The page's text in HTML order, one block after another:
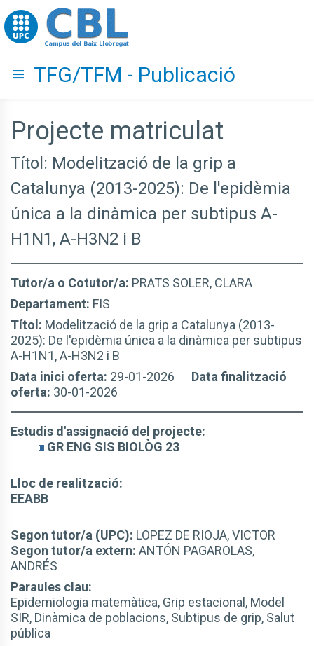
Go to upc.edu
Hide menu
TFG/TFM - Publicació
Projecte matriculat
Títol: Modelització de la grip a
Catalunya (2013-2025): De l'epidèmia
única a la dinàmica per subtipus A-
H1N1, A-H3N2 i B
Tutor/a o Cotutor/a: PRATS SOLER, CLARA
Departament: FIS
Títol: Modelització de la grip a Catalunya (2013-
2025): De l'epidèmia única a la dinàmica per subtipus
A-H1N1, A-H3N2 i B
Data inici oferta: 29-01-2026 Data finalització
oferta: 30-01-2026
Estudis d'assignació del projecte:
GR ENG SIS BIOLÒG 23
Lloc de realització:
EEABB
Segon tutor/a (UPC): LOPEZ DE RIOJA, VICTOR
Segon tutor/a extern: ANTÓN PAGAROLAS,
ANDRÉS
Paraules clau:
Epidemiologia matemàtica, Grip estacional, Model
SIR, Dinàmica de poblacions, Subtipus de grip, Salut
pública